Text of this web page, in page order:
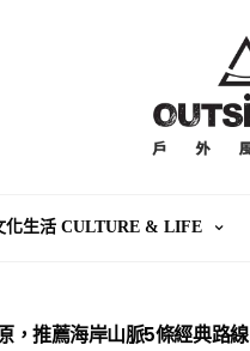
化生活 CULTURE & LIFE
，推薦海岸山脈5條經典路線